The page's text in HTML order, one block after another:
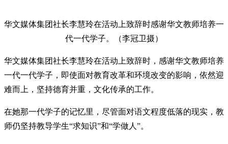
华文媒体集团社长李慧玲在活动上致辞时感谢华文教师培养一
代一代学子。（李冠卫摄）
华文媒体集团社长李慧玲在活动上致辞时，感谢华文教师培养
一代一代学子，即使面对教育改革和环境改变的影响，依然迎
难而上，坚持德育并重，文化传承的工作。
在她那一代学子的记忆里，尽管面对语文程度低落的现实，教
师仍坚持教导学生“求知识”和“学做人”。